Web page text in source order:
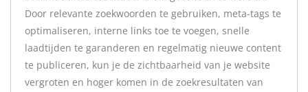
Door relevante zoekwoorden te gebruiken, meta-tags te
optimaliseren, interne links toe te voegen, snelle
laadtijden te garanderen en regelmatig nieuwe content
te publiceren, kun je de zichtbaarheid van je website
vergroten en hoger komen in de zoekresultaten van